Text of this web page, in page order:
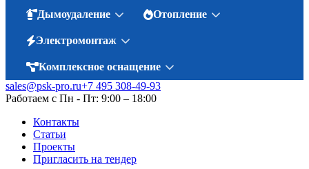
Дымоудаление Отопление
Электромонтаж
Комплексное оснащение
sales@psk-pro.ru+7 495 308-49-93
Работаем с Пн - Пт: 9:00 – 18:00
Контакты
Статьи
Проекты
Пригласить на тендер